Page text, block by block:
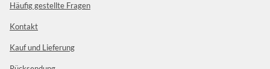
Häufig gestellte Fragen
Kontakt
Kauf und Lieferung